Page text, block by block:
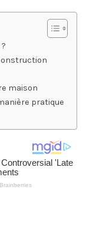
maison
pratique